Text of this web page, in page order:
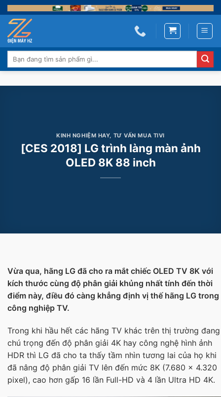
Skip
to
content
Tìm
kiếm:
KINH NGHIỆM HAY, TƯ VẤN MUA TIVI
[CES 2018] LG trình làng màn ảnh
OLED 8K 88 inch
Vừa qua, hãng LG đã cho ra mắt chiếc OLED TV 8K với
kích thước cùng độ phân giải khủng nhất tính đến thời
điểm này, điều đó càng khẳng định vị thế hãng LG trong
công nghiệp TV.
Trong khi hầu hết các hãng TV khác trên thị trường đang
chú trọng đến độ phân giải 4K hay công nghệ hình ảnh
HDR thì LG đã cho ta thấy tầm nhìn tương lai của họ khi
đã nâng độ phân giải TV lên đến mức 8K (7.680 x 4.320
pixel), cao hơn gấp 16 lần Full-HD và 4 lần Ultra HD 4K.